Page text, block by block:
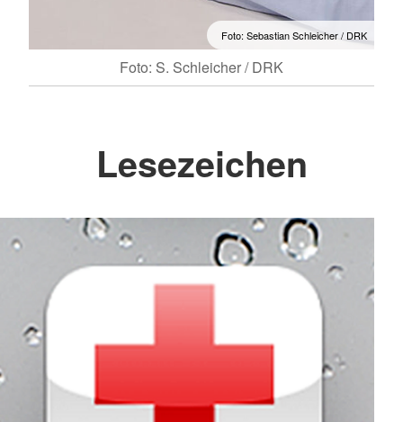
Foto: Sebastian Schleicher / DRK
Foto: S. Schleicher / DRK
Lesezeichen